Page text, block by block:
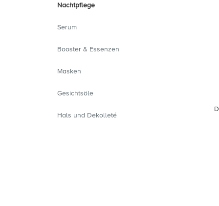
Nachtpflege
Serum
Booster & Essenzen
Masken
Gesichtsöle
Hals und Dekolleté